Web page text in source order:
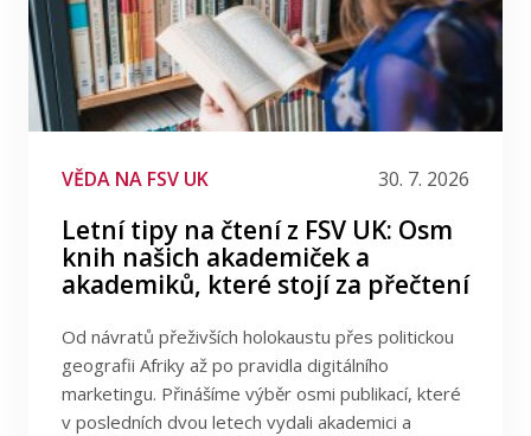
VĚDA NA FSV UK 30. 7. 2026
Letní tipy na čtení z FSV UK: Osm
knih našich akademiček a
akademiků, které stojí za přečtení
Od návratů přeživších holokaustu přes politickou
geografii Afriky až po pravidla digitálního
marketingu. Přinášíme výběr osmi publikací, které
v posledních dvou letech vydali akademici a